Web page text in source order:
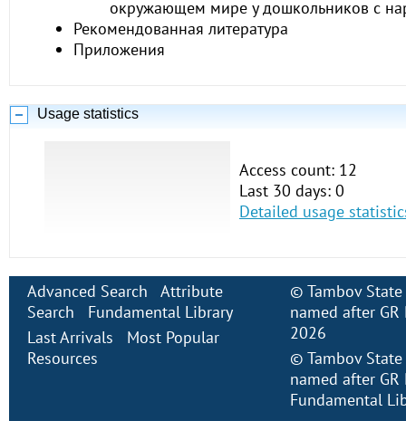
окружающем мире у дошкольников с
Рекомендованная литература
Приложения
Usage statistics
Access count: 12
Last 30 days: 0
Detailed usage
Advanced Search
Attribute
Search
Fundamental Library
Last Arrivals
Most Popular
Resources
© Tambov
named after
2026
© Tambov
named after
Fundamental